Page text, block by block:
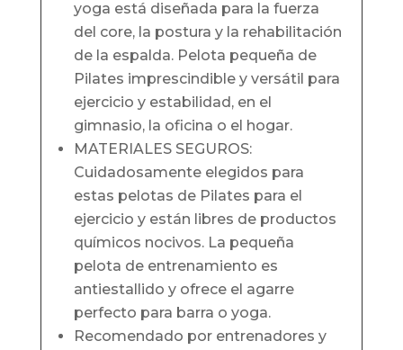
yoga está diseñada para la fuerza
del core, la postura y la rehabilitación
de la espalda. Pelota pequeña de
Pilates imprescindible y versátil para
ejercicio y estabilidad, en el
gimnasio, la oficina o el hogar.
MATERIALES SEGUROS:
Cuidadosamente elegidos para
estas pelotas de Pilates para el
ejercicio y están libres de productos
químicos nocivos. La pequeña
pelota de entrenamiento es
antiestallido y ofrece el agarre
perfecto para barra o yoga.
Recomendado por entrenadores y